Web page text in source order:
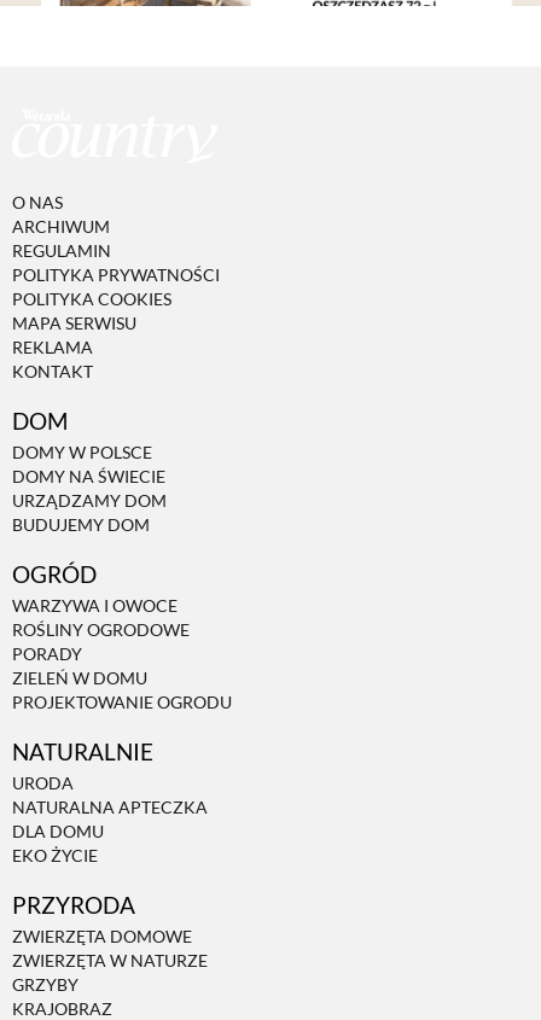
O NAS
ARCHIWUM
REGULAMIN
POLITYKA PRYWATNOŚCI
POLITYKA COOKIES
MAPA SERWISU
REKLAMA
KONTAKT
DOM
DOMY W POLSCE
DOMY NA ŚWIECIE
URZĄDZAMY DOM
BUDUJEMY DOM
OGRÓD
WARZYWA I OWOCE
ROŚLINY OGRODOWE
PORADY
ZIELEŃ W DOMU
PROJEKTOWANIE OGRODU
NATURALNIE
URODA
NATURALNA APTECZKA
DLA DOMU
EKO ŻYCIE
PRZYRODA
ZWIERZĘTA DOMOWE
ZWIERZĘTA W NATURZE
GRZYBY
KRAJOBRAZ